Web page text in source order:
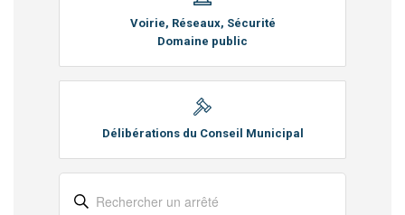
Voirie, Réseaux, Sécurité
Domaine public
Délibérations du Conseil Municipal